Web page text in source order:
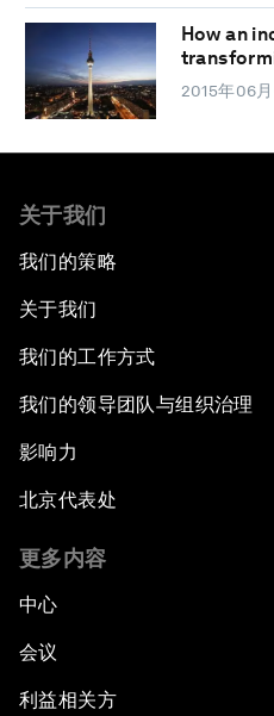
How an
2015年06
关于我们
我们的策略
关于我们
我们的工作方式
我们的领导团队与组织治理
影响力
北京代表处
更多内容
中心
会议
利益相关方